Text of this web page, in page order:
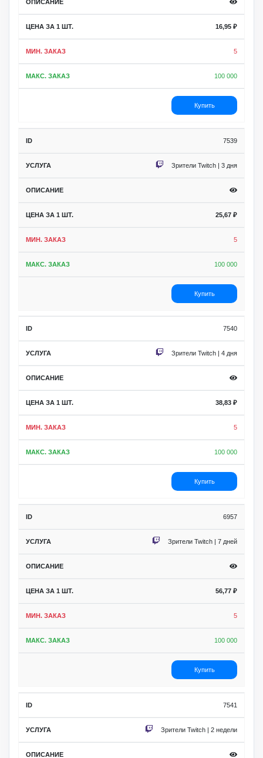
16,95 ₽
5
100 000
Купить
7539
Зрители Twitch | 3 дня
25,67 ₽
5
100 000
Купить
7540
Зрители Twitch | 4 дня
38,83 ₽
5
100 000
Купить
6957
Зрители Twitch | 7 дней
56,77 ₽
5
100 000
Купить
7541
Зрители Twitch | 2 недели